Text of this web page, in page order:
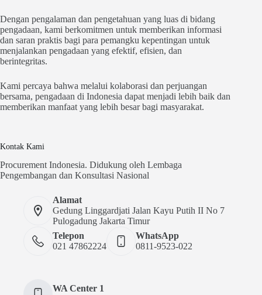
Dengan pengalaman dan pengetahuan yang luas di bidang
pengadaan, kami berkomitmen untuk memberikan informasi
dan saran praktis bagi para pemangku kepentingan untuk
menjalankan pengadaan yang efektif, efisien, dan
berintegritas.
Kami percaya bahwa melalui kolaborasi dan perjuangan
bersama, pengadaan di Indonesia dapat menjadi lebih baik dan
memberikan manfaat yang lebih besar bagi masyarakat.
Kontak Kami
Procurement Indonesia. Didukung oleh Lembaga
Pengembangan dan Konsultasi Nasional
Alamat
Gedung Linggardjati Jalan Kayu Putih II No 7
Pulogadung Jakarta Timur
Telepon
021 47862224
WhatsApp
0811-9523-022
WA Center 1